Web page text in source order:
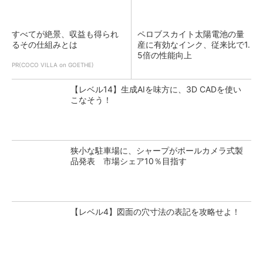
すべてが絶景、収益も得られ
るその仕組みとは
PR(COCO VILLA on GOETHE)
ペロブスカイト太陽電池の量
産に有効なインク、従来比で1.
5倍の性能向上
【レベル14】生成AIを味方に、3D CADを使い
こなそう！
狭小な駐車場に、シャープがポールカメラ式製
品発表 市場シェア10％目指す
【レベル4】図面の穴寸法の表記を攻略せよ！